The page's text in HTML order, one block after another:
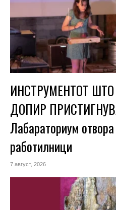
ИНСТРУМЕНТОТ
ДОПИР
Лабараториум
работилници
7 август, 2026